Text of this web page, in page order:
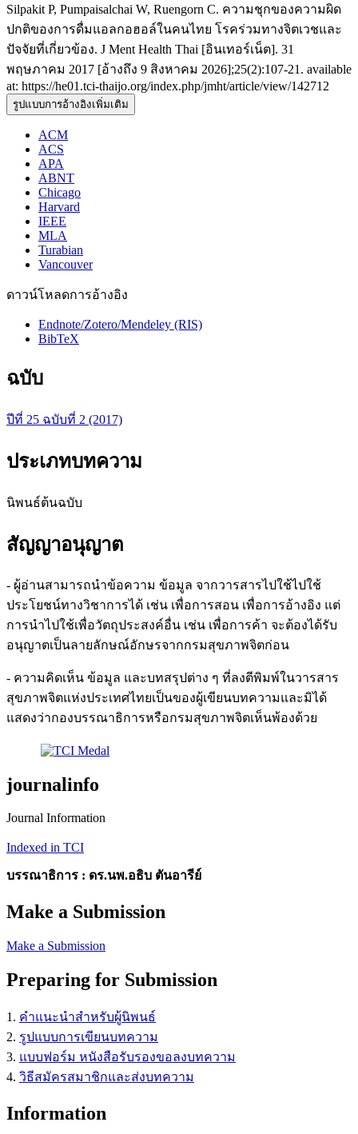
Silpakit P, Pumpaisalchai W, Ruengorn C. ความชุกของความผิด
ปกติของการดื่มแอลกอฮอล์ในคนไทย โรคร่วมทางจิตเวชและ
ปัจจัยที่เกี่ยวข้อง. J Ment Health Thai [อินเทอร์เน็ต]. 31
พฤษภาคม 2017 [อ้างถึง 9 สิงหาคม 2026];25(2):107-21. available
at: https://he01.tci-thaijo.org/index.php/jmht/article/view/142712
รูปแบบการอ้างอิงเพิ่มเติม
ACM
ACS
APA
ABNT
Chicago
Harvard
IEEE
MLA
Turabian
Vancouver
ดาวน์โหลดการอ้างอิง
Endnote/Zotero/Mendeley (RIS)
BibTeX
ฉบับ
ปีที่ 25 ฉบับที่ 2 (2017)
ประเภทบทความ
นิพนธ์ต้นฉบับ
สัญญาอนุญาต
- ผู้อ่านสามารถนำข้อความ ข้อมูล จากวารสารไปใช้ไปใช้
ประโยชน์ทางวิชาการได้ เช่น เพื่อการสอน เพื่อการอ้างอิง แต่
การนำไปใช้เพื่อวัตถุประสงค์อื่น เช่น เพื่อการค้า จะต้องได้รับ
อนุญาตเป็นลายลักษณ์อักษรจากกรมสุขภาพจิตก่อน
- ความคิดเห็น ข้อมูล และบทสรุปต่าง ๆ ที่ลงตีพิมพ์ในวารสาร
สุขภาพจิตแห่งประเทศไทยเป็นของผู้เขียนบทความและมิได้
แสดงว่ากองบรรณาธิการหรือกรมสุขภาพจิตเห็นพ้องด้วย
journalinfo
Journal Information
Indexed in TCI
บรรณาธิการ : ดร.นพ.อธิบ ตันอารีย์
Make a Submission
Make a Submission
Preparing for Submission
1. คำแนะนำสำหรับผู้นิพนธ์
2. รูปแบบการเขียนบทความ
3. แบบฟอร์ม หนังสือรับรองขอลงบทความ
4. วิธีสมัครสมาชิกและส่งบทความ
Information